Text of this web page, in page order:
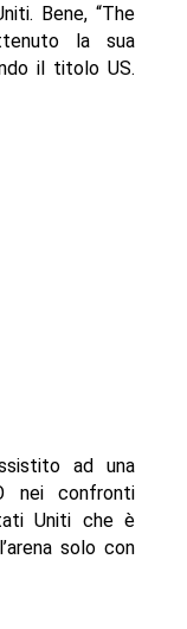
Bene, “The
la sua
il titolo US.
ad una
nei confronti
Uniti che è
solo con